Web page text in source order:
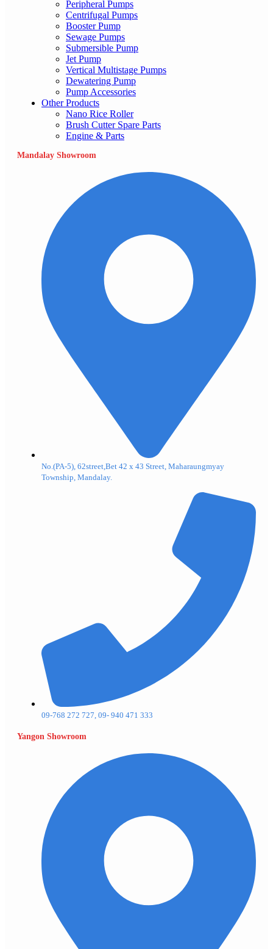
Peripheral Pumps
Centrifugal Pumps
Booster Pump
Sewage Pumps
Submersible Pump
Jet Pump
Vertical Multistage Pumps
Dewatering Pump
Pump Accessories
Other Products
Nano Rice Roller
Brush Cutter Spare Parts
Engine & Parts
Mandalay Showroom
No.(PA-5), 62street,Bet 42 x 43 Street, Maharaungmyay
Township, Mandalay.
09-768 272 727, 09- 940 471 333
Yangon Showroom